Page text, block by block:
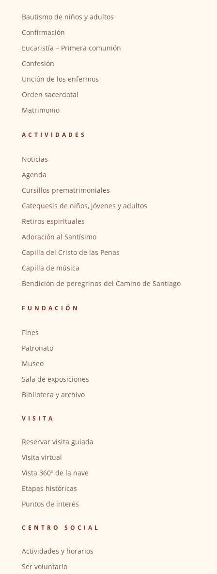
Bautismo de niños y adultos
Confirmación
Eucaristía – Primera comunión
Confesión
Unción de los enfermos
Orden sacerdotal
Matrimonio
ACTIVIDADES
Noticias
Agenda
Cursillos prematrimoniales
Catequesis de niños, jóvenes y adultos
Retiros espirituales
Adoración al Santísimo
Capilla del Cristo de las Penas
Capilla de música
Bendición de peregrinos del Camino de Santiago
FUNDACIÓN
Fines
Patronato
Museo
Sala de exposiciones
Biblioteca y archivo
VISITA
Reservar visita guiada
Visita virtual
Vista 360º de la nave
Etapas históricas
Puntos de interés
CENTRO SOCIAL
Actividades y horarios
Ser voluntario